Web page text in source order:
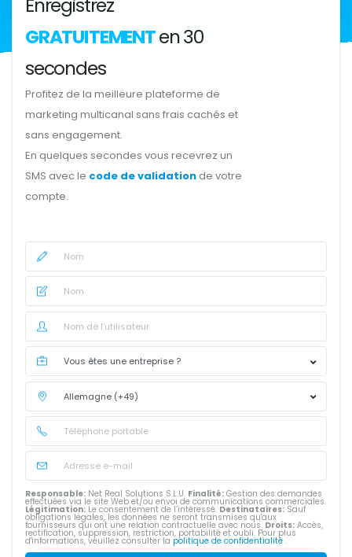
GRATUITEMENTen 30
secondes
Profitez de la meilleure plateforme de
marketing multicanal sans frais cachés et
sans engagement.
En quelques secondes vous recevrez un
SMS avec le code de validation de votre
compte.
Responsable: Net Real Solutions S.L.U. Finalité: Gestion des demandes
effectuées via le site Web et/ou envoi de communications commerciales.
Légitimation: Le consentement de l’intéressé. Destinataires: Sauf
obligations légales, les données ne seront transmises qu'aux
fournisseurs qui ont une relation contractuelle avec nous. Droits: Accès,
rectification, suppression, restriction, portabilité et oubli. Pour plus
d'informations, veuillez consulter la politique de confidentialité .